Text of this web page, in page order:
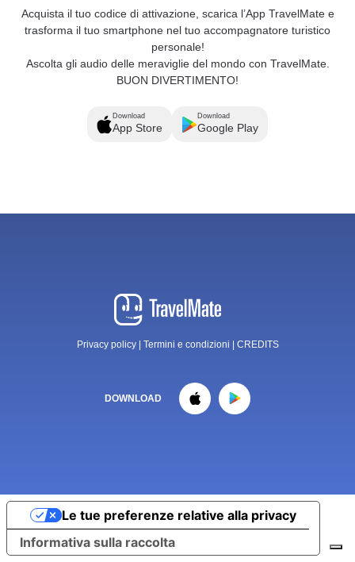
Acquista il tuo codice di attivazione, scarica l’App TravelMate e
trasforma il tuo smartphone nel tuo accompagnatore turistico
personale!
Ascolta gli audio delle meraviglie del mondo con TravelMate.
BUON DIVERTIMENTO!
Download
App Store
Download
Google Play
Privacy policy| Termini e condizioni CREDITS
DOWNLOAD
Informativa sulla raccolta
Le tue preferenze relative alla privacy